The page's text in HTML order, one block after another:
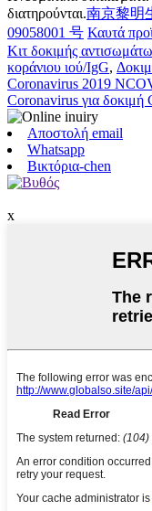
διατηρούνται.南京黎明
09058001 号 Καυτά
Κιτ δοκιμής
κοράνιου ιού/IgG,
Coronavirus 2019
Coronavirus για δοκιμή
Αποστολή email
Whatsapp
Βικτόρια-chen
x